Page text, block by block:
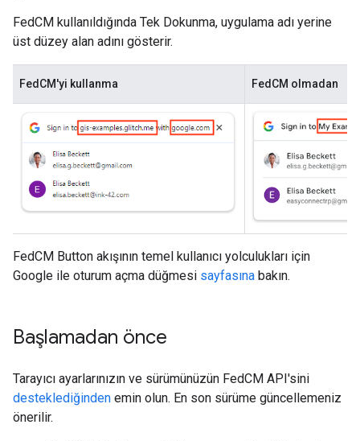
FedCM kullanıldığında Tek Dokunma, uygulama adı yerine
üst düzey alan adını gösterir.
FedCM'yi kullanma FedCM olmadan
FedCM Button akışının temel kullanıcı yolculukları için
Google ile oturum açma düğmesi sayfasına bakın.
Başlamadan önce
Tarayıcı ayarlarınızın ve sürümünüzün FedCM API'sini
desteklediğinden emin olun. En son sürüme güncellemeniz
önerilir.